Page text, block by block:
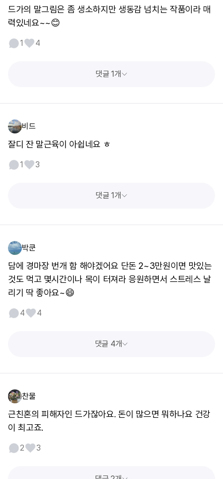
드가의 말그림은 좀 생소하지만 생동감 넘치는 작품이라 매
력있네요~~😊
1 4
댓글 1개
비드
잘디 잔 말근육이 아쉽네요 ㅎ
1 3
댓글 1개
박쿤
담에 경마장 번개 함 해야겠어요 단돈 2~3만원이면 맛있는
것도 먹고 몇시간이나 목이 터져라 응원하면서 스트레스 날
리기 딱 좋아요~😄
4 4
댓글 4개
찬물
근친혼의 피해자인 드가잖아요. 돈이 많으면 뭐하나요 건강
이 최고죠.
2 3